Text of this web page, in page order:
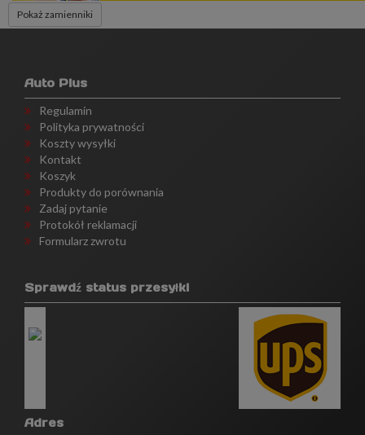
Pokaż zamienniki
Auto Plus
Regulamin
Polityka prywatności
Koszty wysyłki
Kontakt
Koszyk
Produkty do porównania
Zadaj pytanie
Protokół reklamacji
Formularz zwrotu
Sprawdź status przesyłki
Adres